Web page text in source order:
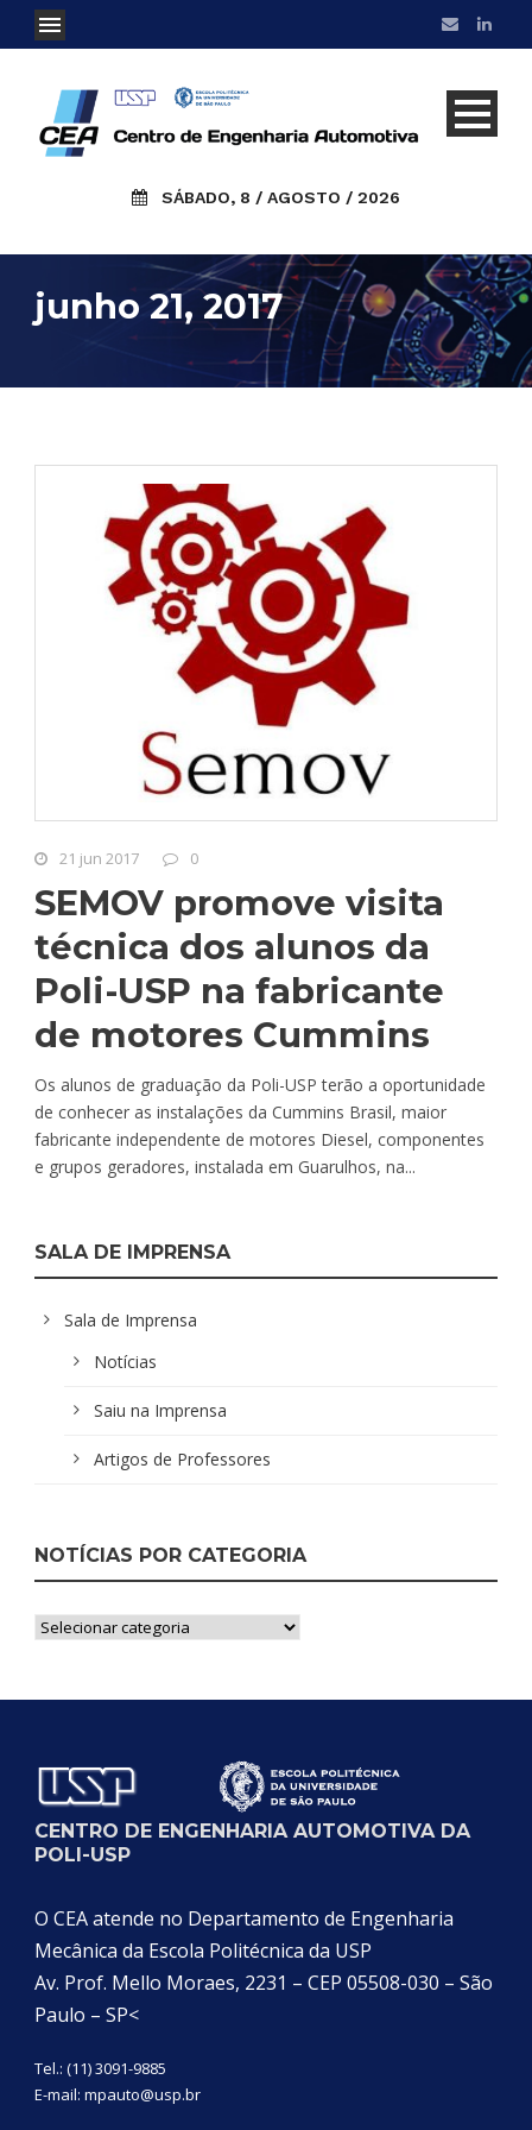
SÁBADO, 8 / AGOSTO / 2026
junho 21, 2017
21 jun 2017 0
SEMOV promove visita
técnica dos alunos da
Poli-USP na fabricante
de motores Cummins
Os alunos de graduação da Poli-USP terão a oportunidade
de conhecer as instalações da Cummins Brasil, maior
fabricante independente de motores Diesel, componentes
e grupos geradores, instalada em Guarulhos, na...
SALA DE IMPRENSA
Sala de Imprensa
Notícias
Saiu na Imprensa
Artigos de Professores
NOTÍCIAS POR CATEGORIA
Notícias
CENTRO DE ENGENHARIA AUTOMOTIVA DA
POLI-USP
O CEA atende no Departamento de Engenharia
Mecânica da Escola Politécnica da USP
Av. Prof. Mello Moraes, 2231 – CEP 05508-030 – São
Paulo – SP<
Tel.: (11) 3091-9885
E-mail: mpauto@usp.br